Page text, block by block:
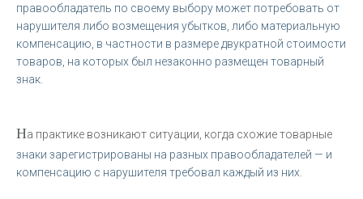
правообладатель по своему выбору может потребовать от
нарушителя либо возмещения убытков, либо материальную
компенсацию, в частности в размере двукратной стоимости
товаров, на которых был незаконно размещен товарный
знак.
На практике возникают ситуации, когда схожие товарные
знаки зарегистрированы на разных правообладателей — и
компенсацию с нарушителя требовал каждый из них.